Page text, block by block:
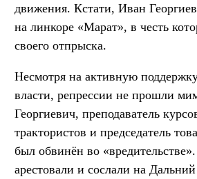
движения. Кстати, Иван
на линкоре «Марат», в честь
своего отпрыска.
Несмотря на активную
власти, репрессии не прошли
Георгиевич, преподаватель
трактористов и председатель
был обвинён во
арестовали и сослали на